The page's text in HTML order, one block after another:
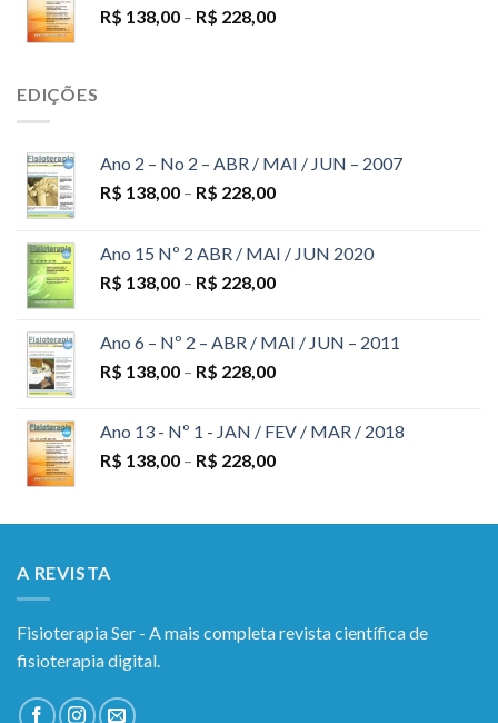
R$ 138,00 – R$ 228,00
EDIÇÕES
Ano 2 – No 2 – ABR / MAI / JUN – 2007
R$ 138,00 – R$ 228,00
Ano 15 Nº 2 ABR / MAI / JUN 2020
R$ 138,00 – R$ 228,00
Ano 6 – Nº 2 – ABR / MAI / JUN – 2011
R$ 138,00 – R$ 228,00
Ano 13 - Nº 1 - JAN / FEV / MAR / 2018
R$ 138,00 – R$ 228,00
A REVISTA
Fisioterapia Ser - A mais completa revista científica de
fisioterapia digital.